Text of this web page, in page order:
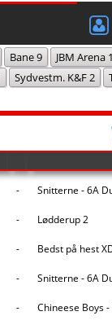
Bane 9 JBM Arena 1
Sydvestm. K&F 2
- Snitterne - 6A
- Lødderup 2
- Bedst på hest
- Snitterne - 6A
- Chineese Boys